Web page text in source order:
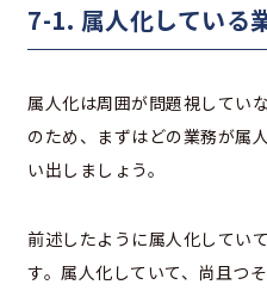
7-1. 属人化している
属人化は周囲が問題視してい
のため、まずはどの業務が属
い出しましょう。
前述したように属人化してい
す。属人化していて、尚且つ